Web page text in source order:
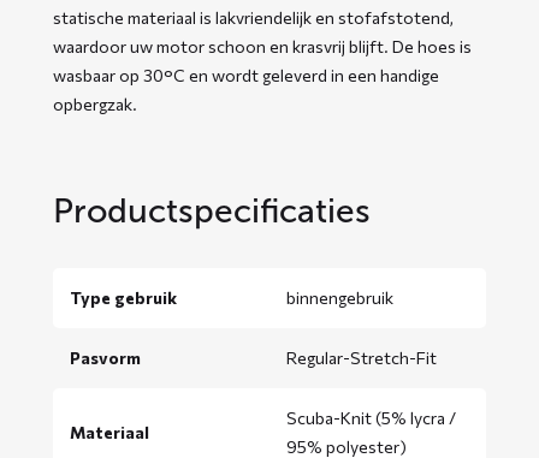
statische materiaal is lakvriendelijk en stofafstotend,
waardoor uw motor schoon en krasvrij blijft. De hoes is
wasbaar op 30°C en wordt geleverd in een handige
opbergzak.
Productspecificaties
Type gebruik binnengebruik
Pasvorm Regular-Stretch-Fit
Materiaal
Scuba-Knit (5% lycra /
95% polyester)